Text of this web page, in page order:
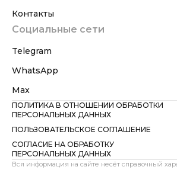
Контакты
Социальные сети
Telegram
WhatsApp
Max
ПОЛИТИКА В ОТНОШЕНИИ ОБРАБОТКИ
ПЕРСОНАЛЬНЫХ ДАННЫХ
ПОЛЬЗОВАТЕЛЬСКОЕ СОГЛАШЕНИЕ
СОГЛАСИЕ НА ОБРАБОТКУ
ПЕРСОНАЛЬНЫХ ДАННЫХ
Вся информация на сайте несёт справочный